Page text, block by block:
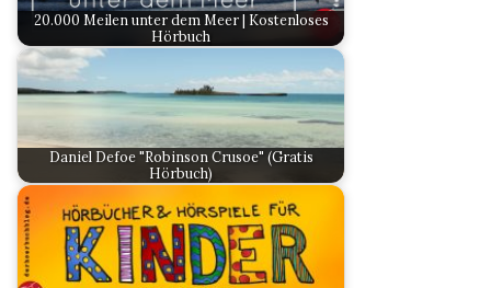
20.000 Meilen unter dem Meer | Kostenloses
Hörbuch
Daniel Defoe "Robinson Crusoe" (Gratis
Hörbuch)